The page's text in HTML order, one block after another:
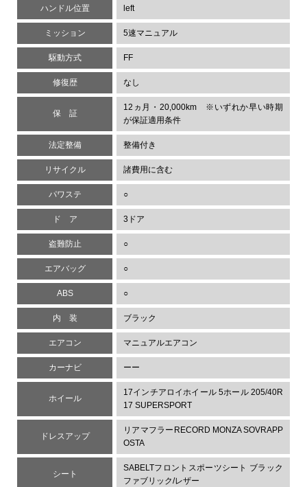
ハンドル位置 left
ミッション 5速マニュアル
駆動方式 FF
修復歴 なし
保 証
12ヵ月・20,000km ※いずれか早い時期
が保証適用条件
法定整備 整備付き
リサイクル 諸費用に含む
パワステ ○
ド ア 3ドア
盗難防止 ○
エアバッグ ○
ABS ○
内 装 ブラック
エアコン マニュアルエアコン
カーナビ ーー
ホイール
17インチアロイホイール 5ホール 205/40R
17 SUPERSPORT
ドレスアップ
リアマフラーRECORD MONZA SOVRAPP
OSTA
シート
SABELTフロントスポーツシート ブラック
ファブリック/レザー